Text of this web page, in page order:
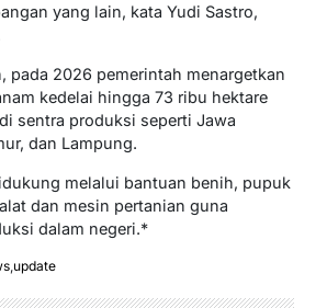
yang lain, kata Yudi Sastro,
pada 2026 pemerintah menargetkan
kedelai hingga 73 ribu hektare
sentra produksi seperti Jawa
dan Lampung.
melalui bantuan benih, pupuk
dan mesin pertanian guna
dalam negeri.*
update